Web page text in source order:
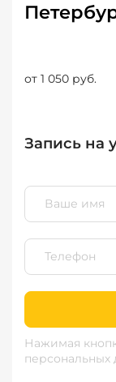
от 1 050 руб.
Запись на
Нажимая
персональных